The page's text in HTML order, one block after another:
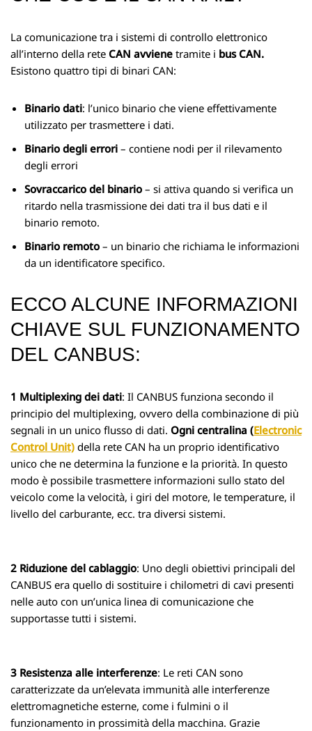
La comunicazione tra i sistemi di controllo elettronico
all’interno della rete CAN avviene tramite i bus CAN.
Esistono quattro tipi di binari CAN:
Binario dati: l’unico binario che viene effettivamente
utilizzato per trasmettere i dati.
Binario degli errori – contiene nodi per il rilevamento
degli errori
Sovraccarico del binario – si attiva quando si verifica un
ritardo nella trasmissione dei dati tra il bus dati e il
binario remoto.
Binario remoto – un binario che richiama le informazioni
da un identificatore specifico.
ECCO ALCUNE INFORMAZIONI
CHIAVE SUL FUNZIONAMENTO
DEL CANBUS:
1 Multiplexing dei dati: Il CANBUS funziona secondo il
principio del multiplexing, ovvero della combinazione di più
segnali in un unico flusso di dati. Ogni centralina (Electronic
Control Unit) della rete CAN ha un proprio identificativo
unico che ne determina la funzione e la priorità. In questo
modo è possibile trasmettere informazioni sullo stato del
veicolo come la velocità, i giri del motore, le temperature, il
livello del carburante, ecc. tra diversi sistemi.
2 Riduzione del cablaggio: Uno degli obiettivi principali del
CANBUS era quello di sostituire i chilometri di cavi presenti
nelle auto con un’unica linea di comunicazione che
supportasse tutti i sistemi.
3 Resistenza alle interferenze: Le reti CAN sono
caratterizzate da un’elevata immunità alle interferenze
elettromagnetiche esterne, come i fulmini o il
funzionamento in prossimità della macchina. Grazie